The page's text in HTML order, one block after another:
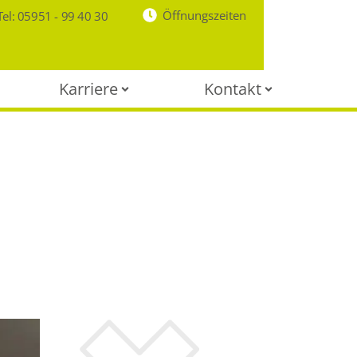
05951 - 99 40 30 Öffnungszeiten
Karriere Kontakt